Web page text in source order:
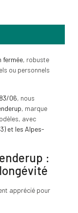
fermée, robuste
ou personnels
06, nous
, marque
avec
et les Alpes-
:
apprécié pour